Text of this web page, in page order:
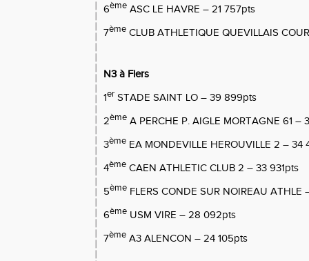
6ème ASC LE HAVRE – 21 757pts
7ème CLUB ATHLETIQUE QUEVILLAIS
N3 à Flers
1er STADE SAINT LO – 39 899pts
2ème A PERCHE P. AIGLE MORTAGNE 61 –
3ème EA MONDEVILLE HEROUVILLE 2 – 34
4ème CAEN ATHLETIC CLUB 2 – 33 931pts
5ème FLERS CONDE SUR NOIREAU
6ème USM VIRE – 28 092pts
7ème A3 ALENCON – 24 105pts